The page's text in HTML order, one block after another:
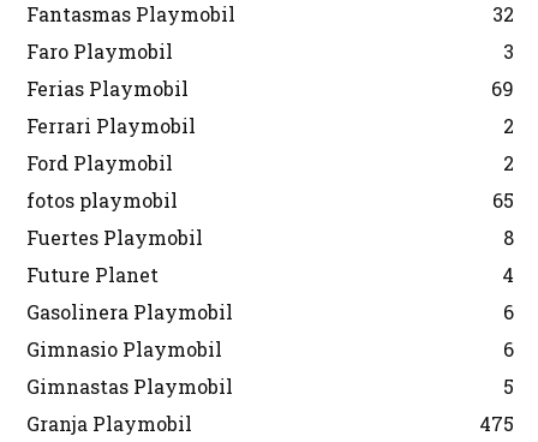
Fantasmas Playmobil
32
Faro Playmobil
3
Ferias Playmobil
69
Ferrari Playmobil
2
Ford Playmobil
2
fotos playmobil
65
Fuertes Playmobil
8
Future Planet
4
Gasolinera Playmobil
6
Gimnasio Playmobil
6
Gimnastas Playmobil
5
Granja Playmobil
475